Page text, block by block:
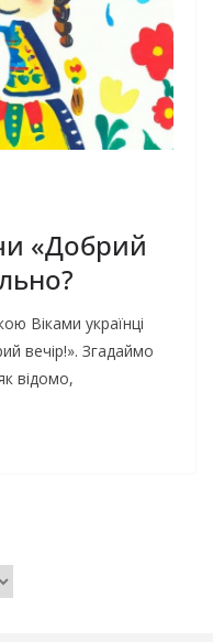
«Добрий
Віками українці
вечір!». Згадаймо
відомо,